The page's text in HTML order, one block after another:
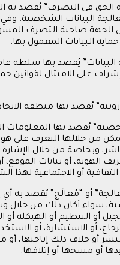
الحق في التصرف” يُقصد به
البيانات الشخصية. وفي
الجهة صاحبة التصرف
حماية البيانات المعمول بها.
” يُقصد بها سلطة
على الامتثال لقوانين
” يُقصد بها منطقة الاتحاد
” يُقصد بها المعلومات
من خلالها التعرف
وبخاصة من خلال
الهوية، أو بيانات الموقع،
الثقافية أو الاجتماعية
” أو مُعالَج” يُقصد به أي
سواء أكان ذلك من خلال
أو التنظيم أو الهيكلة أو
أو الاستشارة، أو
أو خلاف ذلك إتاحتها، أو
أو مسحها أو إتلافها.